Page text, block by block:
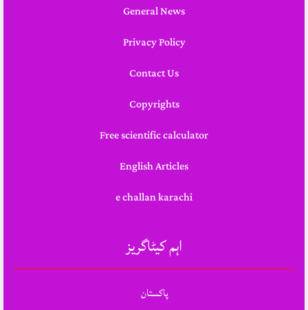
General News
Privacy Policy
Contact Us
Copyrights
Free scientific calculator
English Articles
e challan karachi
اہم کیٹاگریز
پاکستان